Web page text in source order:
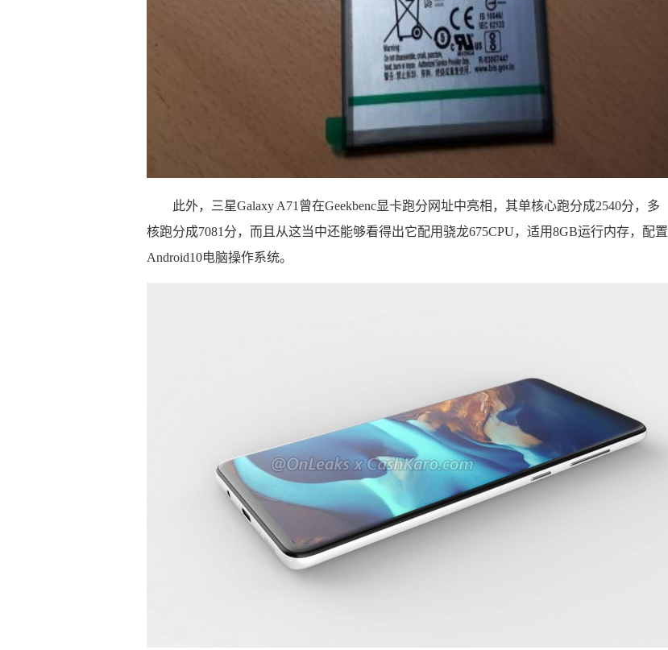
此外，三星Galaxy A71曾在Geekbenc显卡跑分网址中亮相，其单核心跑分成2540分，多
核跑分成7081分，而且从这当中还能够看得出它配用骁龙675CPU，适用8GB运行内存，配置
Android10电脑操作系统。